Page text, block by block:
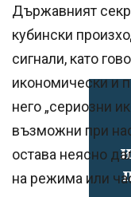
Държавният
кубински
сигнали, като
икономически и
него „сериозни
възможни при
остава неясно
на режима или